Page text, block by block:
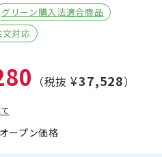
グリーン購入法適合商品
対応
（税抜 ¥37,528）
オープン価格